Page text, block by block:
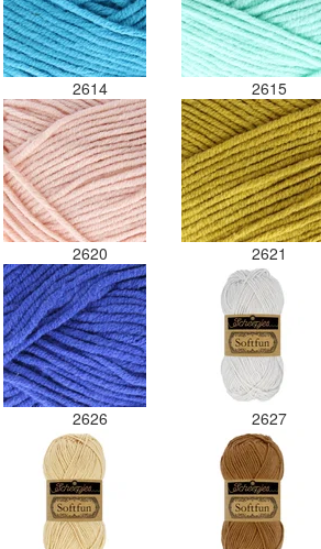
2614 2615
2620 2621
2626 2627